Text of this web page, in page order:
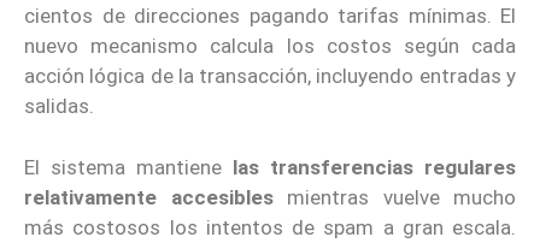
cientos de direcciones pagando tarifas mínimas. El
nuevo mecanismo calcula los costos según cada
acción lógica de la transacción, incluyendo entradas y
salidas.
El sistema mantiene las transferencias regulares
relativamente accesiblesmientras vuelve mucho
más costosos los intentos de spam a gran escala.